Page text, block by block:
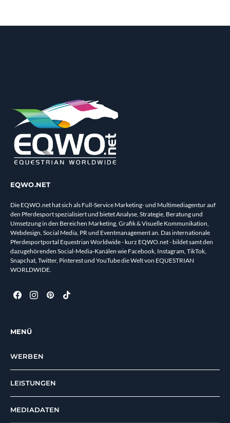
EQWO.NET
Die EQWO.net hat sich als Full-Service Marketing- und Multimediagentur auf
den Pferdesport spezialisiert und bietet Analyse, Strategie, Beratung und
Umsetzung in den Bereichen Marketing, Grafik & Visuelle Kommunikation,
Webdesign, Social Media, PR und Eventmanagement an. Das internationale
Pferdesportportal Equestrian Worldwide - kurz EQWO.net - bildet samt den
dazugehörenden Social-Media-Kanälen wie Facebook, Instagram, TikTok,
Snapchat, Twitter, Pinterest und YouTube die Welt von EQUESTRIAN
WORLDWIDE.
MENÜ
WERBEN
LEISTUNGEN
MEDIADATEN